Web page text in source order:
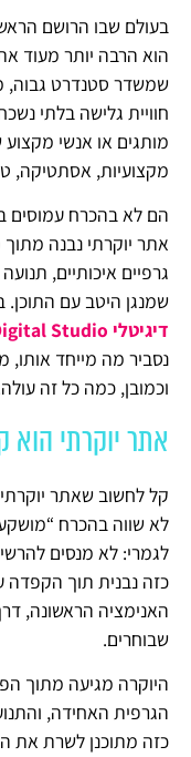
בעולם שבו הרושם
הוא הרבה יותר מעוד
שמשדר סטנדרט גבוה,
חוויית גלישה בלתי
מותגים או אנשי
מקצועיות, אסתטיקה,
הם לא בהכרח עמוסים
אתר יוקרתי נבנה
גרפיים איכותיים,
שמנגן היטב עם
דיגיטלי U Digital Studio
נסביר מה מייחד אותו,
וכמובן, כמה כל זה
אתר יוקרתי הוא
קל לחשוב שאתר יוקרתי
לא שווה בהכרח
לגמרי: לא מנסים
כזה נבנית תוך הקפדה
האנימציה הראשונה,
שבוחרים.
היוקרה מגיעה מתוך
הגרפית האחידה,
כזה מתוכנן לשרת את